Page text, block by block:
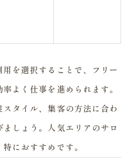
を選択することで、フリー
よく仕事を進められます。
タイル、集客の方法に合わ
しょう。人気エリアのサロ
におすすめです。